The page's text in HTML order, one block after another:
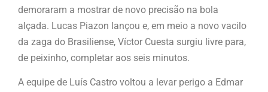
demoraram a mostrar de novo precisão na bola
alçada. Lucas Piazon lançou e, em meio a novo vacilo
da zaga do Brasiliense, Víctor Cuesta surgiu livre para,
de peixinho, completar aos seis minutos.
A equipe de Luís Castro voltou a levar perigo a Edmar